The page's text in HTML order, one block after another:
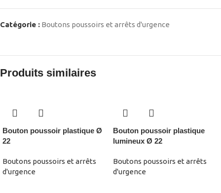
Catégorie : Boutons poussoirs et arrêts d'urgence
Produits similaires
Bouton poussoir plastique Ø
22
Boutons poussoirs et arrêts
d'urgence
Bouton poussoir plastique
lumineux Ø 22
Boutons poussoirs et arrêts
d'urgence